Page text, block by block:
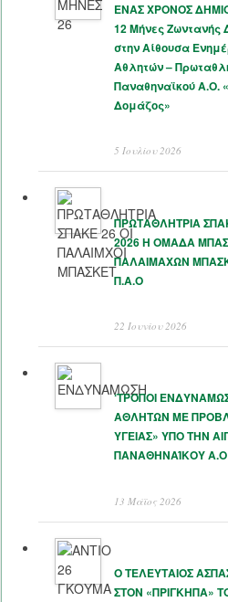
ΕΝΑΣ ΧΡΟΝΟΣ
12 Μήνες Ζωντανής
στην Αίθουσα
Αθλητών –
Παναθηναϊκού Α.Ο.
Δομάζος»
5 Ιουλίου 2026
ΠΡΩΤΑΘΛΗΤΡΙΑ
2026 Η ΟΜΑΔΑ
ΠΑΛΑΙΜΑΧΩΝ
Π.Α.Ο
22 Ιουνίου 2026
‘ΤΡΟΠΟΙ
ΑΘΛΗΤΩΝ ΜΕ
ΥΓΕΙΑΣ» ΥΠΟ ΤΗΝ
ΠΑΝΑΘΗΝΑΊΚΟΥ Α.Ο
13 Μάϊος 2026
Ο ΤΕΛΕΥΤΑΙΟΣ
ΣΤΟΝ «ΠΡΙΓΚΗΠΑ»